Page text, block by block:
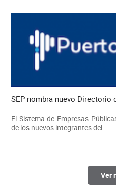
SEP nombra nuevo Directorio
El Sistema de Empresas
de los nuevos integrantes del...
Ver